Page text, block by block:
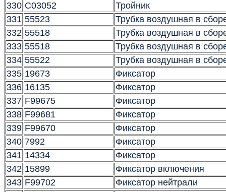
330 C03052
Тройник
331 55523
Трубка воздушная в
332 55518
Трубка воздушная в
333 55518
Трубка воздушная в
334 55522
Трубка воздушная в
335 19673
Фиксатор
336 16135
Фиксатор
337 F99675
Фиксатор
338 F99681
Фиксатор
339 F99670
Фиксатор
340 7992
Фиксатор
341 14334
Фиксатор
342 15899
Фиксатор включения
343 F99702
Фиксатор нейтрали